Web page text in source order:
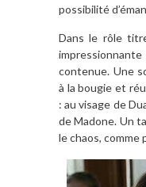
possibilité
Dans le rôle
contenue. Une
à la bougie et
: au visage de
de Madone. Un
le chaos, comme